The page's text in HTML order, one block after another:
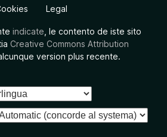
Legal
indicate , le contento de iste sito
Creative Commons Attribution
version plus recente.